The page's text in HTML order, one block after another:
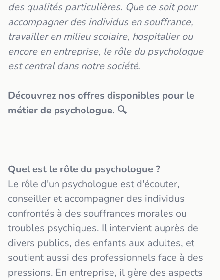
des qualités particulières. Que ce soit pour
accompagner des individus en souffrance,
travailler en milieu scolaire, hospitalier ou
encore en entreprise, le rôle du psychologue
est central dans notre société.
Découvrez nos offres disponibles pour le
métier de psychologue. 🔍
Quel est le rôle du psychologue ?
Le rôle d'un psychologue est d'écouter,
conseiller et accompagner des individus
confrontés à des souffrances morales ou
troubles psychiques. Il intervient auprès de
divers publics, des enfants aux adultes, et
soutient aussi des professionnels face à des
pressions. En entreprise, il gère des aspects